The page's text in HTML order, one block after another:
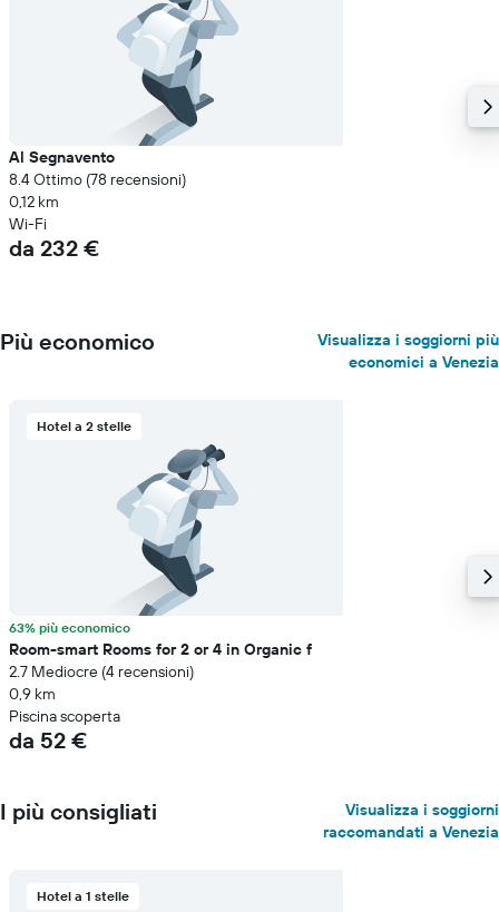
Al Segnavento
8.4 Ottimo (78 recensioni)
0,12 km
Wi-Fi
da 232 €
Più economico
Visualizza i soggiorni più
economici a Venezia
Hotel a 2 stelle
63% più economico
Room-smart Rooms for 2 or 4 in Organic f
2.7 Mediocre (4 recensioni)
0,9 km
Piscina scoperta
da 52 €
I più consigliati
Visualizza i soggiorni
raccomandati a Venezia
Hotel a 1 stelle